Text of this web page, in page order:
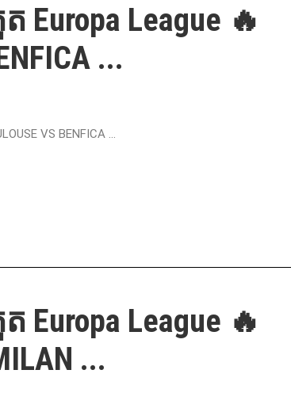
Europa League 🔥
...
VS BENFICA ...
Europa League 🔥
...